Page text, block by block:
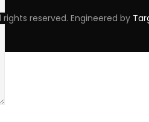
rights reserved. Engineered by